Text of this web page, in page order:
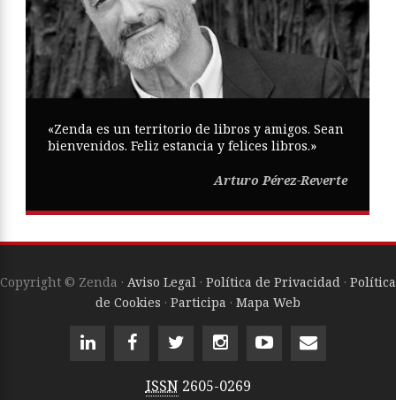
«Zenda es un territorio de libros y amigos. Sean
bienvenidos. Feliz estancia y felices libros.»
Arturo Pérez-Reverte
Copyright © Zenda · Aviso Legal · Política de Privacidad · Política
de Cookies · Participa · Mapa Web
ISSN 2605-0269